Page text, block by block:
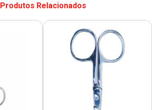
Produtos Relacionados